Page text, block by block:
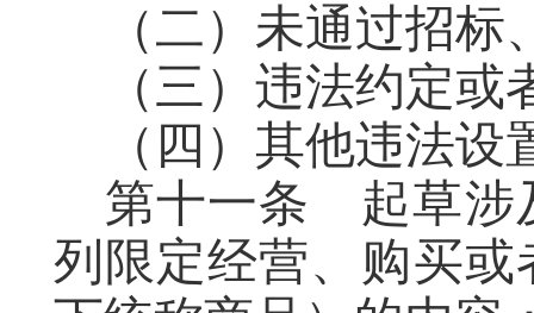
（二） 未通过招标
（三 ） 违法约定或
（四）其他违法设
第十一条
起草涉
列限定经营、购买